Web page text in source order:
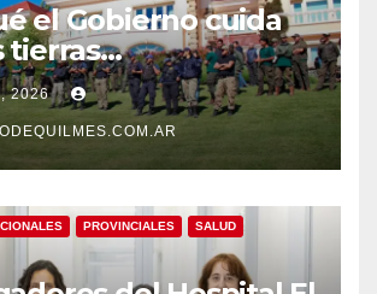
el Gobierno cuida
tierras
que el
de todos los
2026
PROVINCIALES SALUD